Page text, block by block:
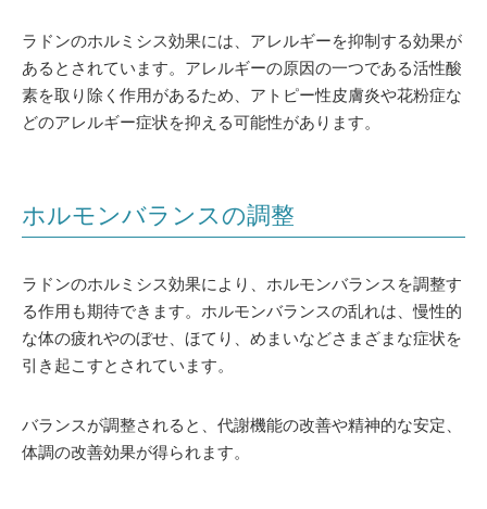
ラドンのホルミシス効果には、アレルギーを抑制する効果が
あるとされています。アレルギーの原因の一つである活性酸
素を取り除く作用があるため、アトピー性皮膚炎や花粉症な
どのアレルギー症状を抑える可能性があります。
ホルモンバランスの調整
ラドンのホルミシス効果により、ホルモンバランスを調整す
る作用も期待できます。ホルモンバランスの乱れは、慢性的
な体の疲れやのぼせ、ほてり、めまいなどさまざまな症状を
引き起こすとされています。
バランスが調整されると、代謝機能の改善や精神的な安定、
体調の改善効果が得られます。